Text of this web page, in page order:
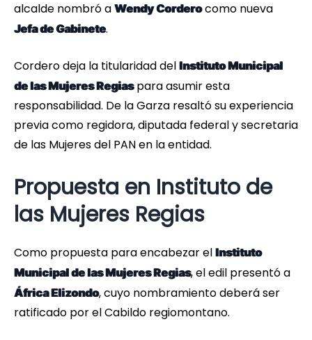
alcalde nombró a Wendy Corderocomo nueva
Jefa de Gabinete.
Cordero deja la titularidad del Instituto Municipal
de las Mujeres Regiaspara asumir esta
responsabilidad. De la Garza resaltó su experiencia
previa como regidora, diputada federal y secretaria
de las Mujeres del PAN en la entidad.
Propuesta en Instituto de
las Mujeres Regias
Como propuesta para encabezar el Instituto
Municipal de las Mujeres Regias, el edil presentó a
África Elizondo, cuyo nombramiento deberá ser
ratificado por el Cabildo regiomontano.